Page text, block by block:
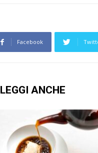
Facebook
LEGGI ANCHE